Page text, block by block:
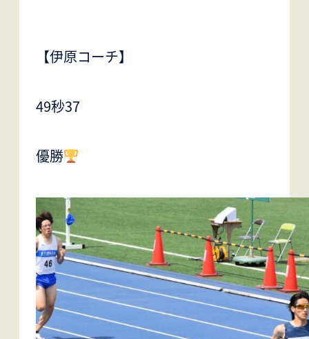
【伊原コーチ】
49秒37
優勝